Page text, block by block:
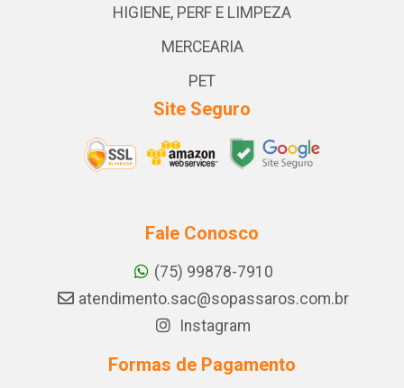
HIGIENE, PERF E LIMPEZA
MERCEARIA
PET
Site Seguro
Fale Conosco
(75) 99878-7910
atendimento.sac@sopassaros.com.br
Instagram
Formas de Pagamento